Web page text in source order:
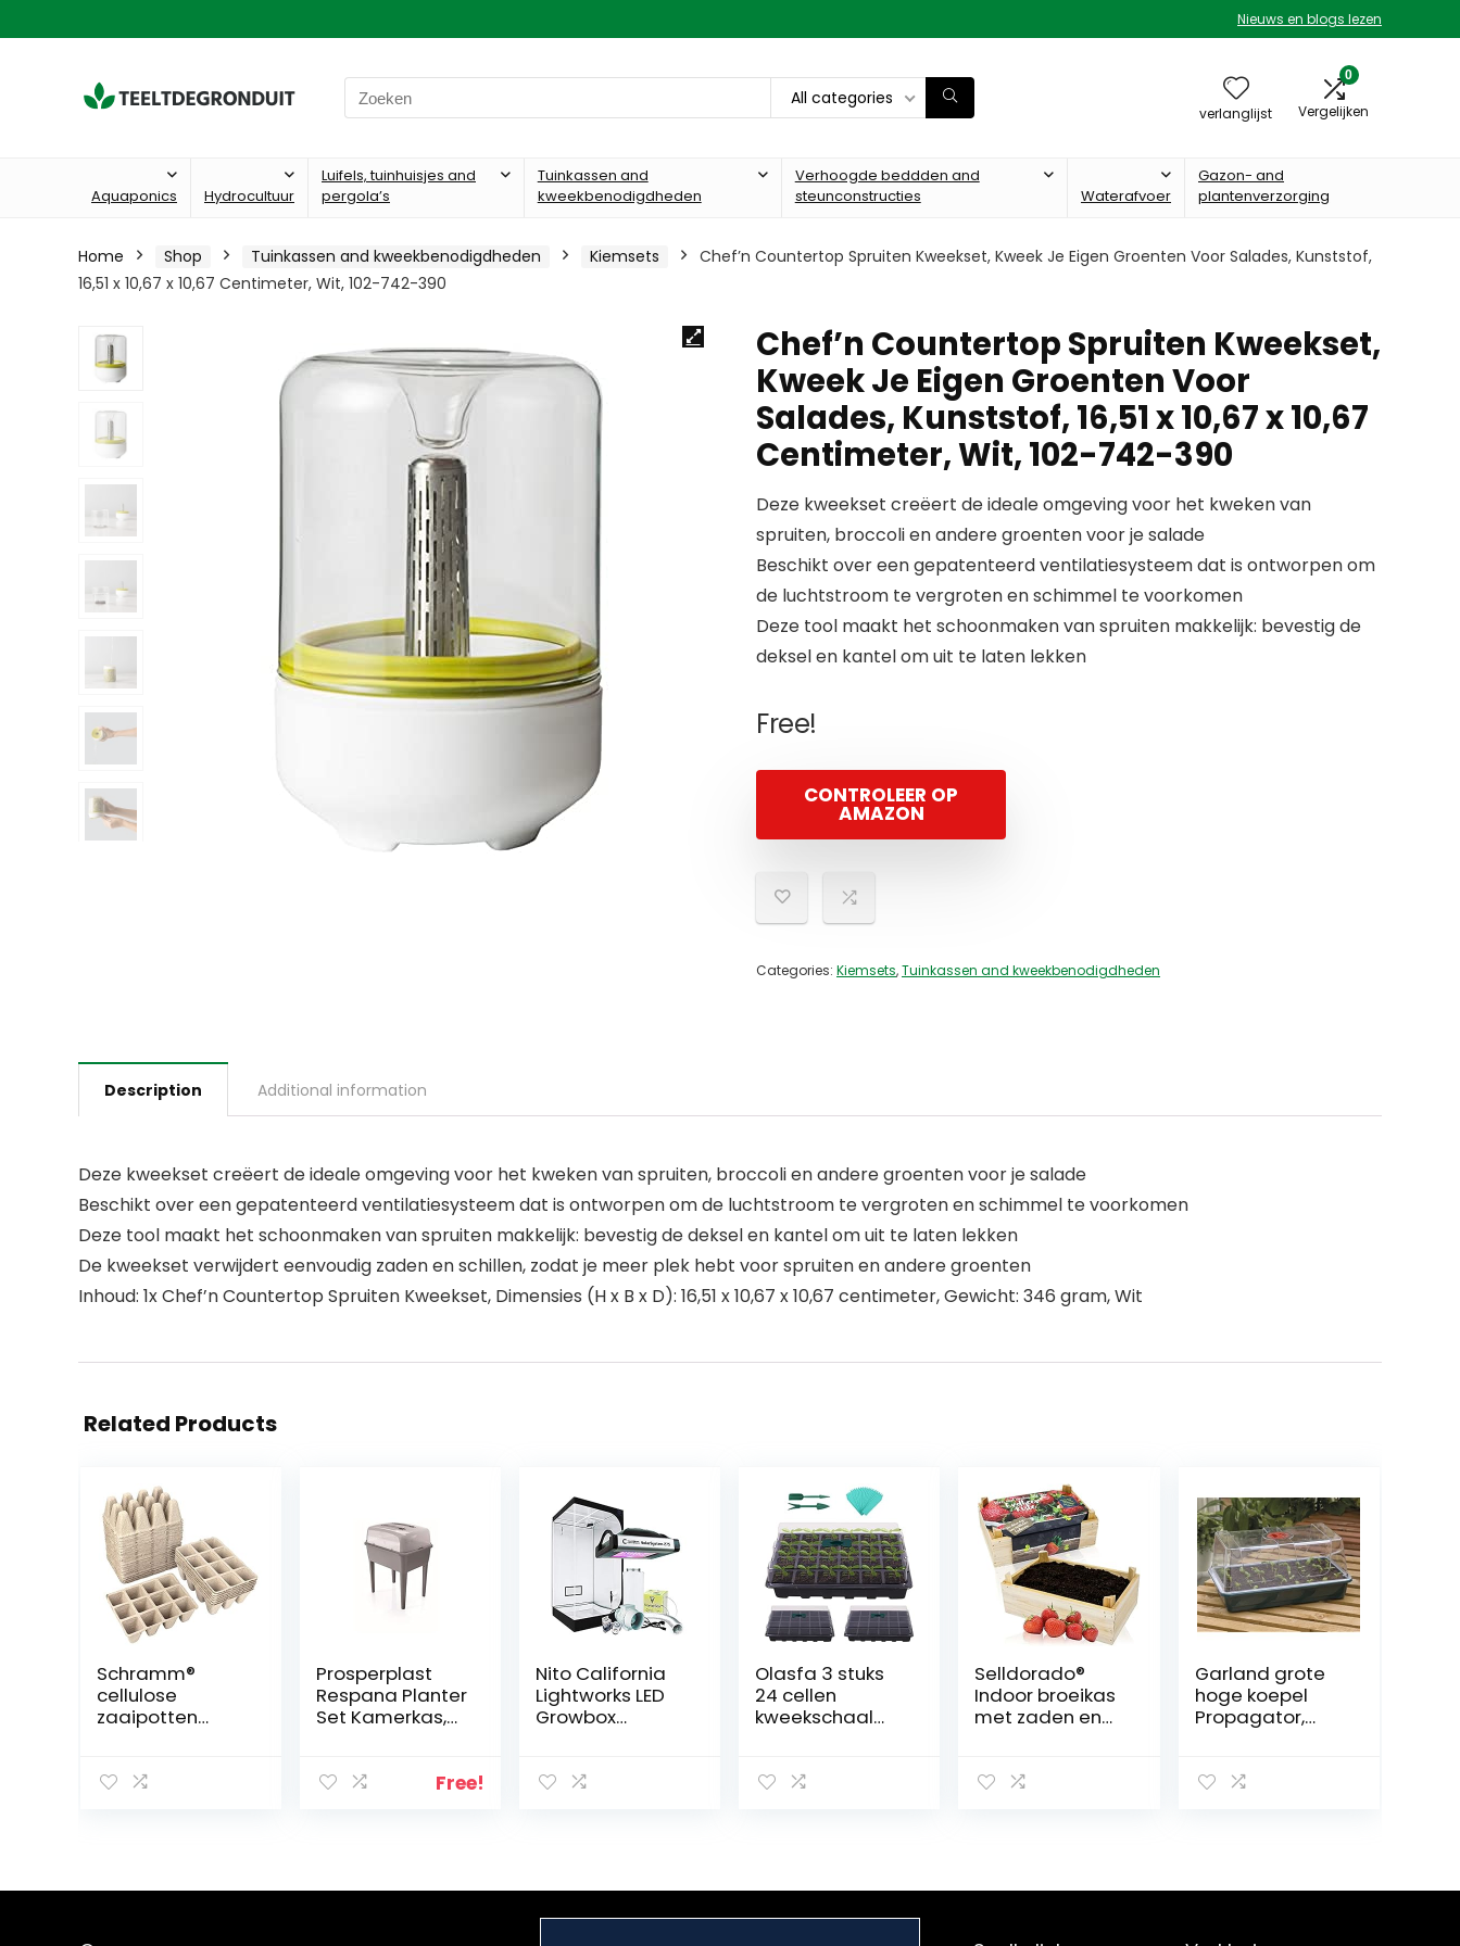
Nieuws en blogs lezen
Search
for:
All categories
verlanglijst
0
Vergelijken
Aquaponics Hydrocultuur
Luifels, tuinhuisjes and
pergola’s
Tuinkassen and
kweekbenodigdheden
Verhoogde beddden and
steunconstructies
Waterafvoer
Gazon- and
plantenverzorging
Home Shop Tuinkassen and kweekbenodigdheden Kiemsets
Chef’n Countertop Spruiten Kweekset, Kweek Je Eigen Groenten Voor Salades, Kunststof,
‎16,51 x 10,67 x 10,67 Centimeter, Wit, 102-742-390
Chef’n Countertop Spruiten Kweekset,
Kweek Je Eigen Groenten Voor
Salades, Kunststof, ‎16,51 x 10,67 x 10,67
Centimeter, Wit, 102-742-390
Deze kweekset creëert de ideale omgeving voor het kweken van
spruiten, broccoli en andere groenten voor je salade
Beschikt over een gepatenteerd ventilatiesysteem dat is ontworpen om
de luchtstroom te vergroten en schimmel te voorkomen
Deze tool maakt het schoonmaken van spruiten makkelijk: bevestig de
deksel en kantel om uit te laten lekken
Free!
CONTROLEER OP
AMAZON
Categories: Kiemsets,Tuinkassen and kweekbenodigdheden
Description Additional information
Deze kweekset creëert de ideale omgeving voor het kweken van spruiten, broccoli en andere groenten voor je salade
Beschikt over een gepatenteerd ventilatiesysteem dat is ontworpen om de luchtstroom te vergroten en schimmel te voorkomen
Deze tool maakt het schoonmaken van spruiten makkelijk: bevestig de deksel en kantel om uit te laten lekken
De kweekset verwijdert eenvoudig zaden en schillen, zodat je meer plek hebt voor spruiten en andere groenten
Inhoud: 1x Chef’n Countertop Spruiten Kweekset, Dimensies (H x B x D): 16,51 x 10,67 x 10,67 centimeter, Gewicht: 346 gram, Wit
Related Products
Schramm®
cellulose
zaaipotten
360 planten
Stück
Prosperplast
Respana Planter
Set Kamerkas,
(grijs)
Free!
Nito California
Lightworks LED
Growbox
200 cm Hesi,
Olasfa 3 stuks
24 cellen
kweekschaal
kweekset met
balkon planten
kweken
Selldorado®
Indoor broeikas
met zaden en
voor aardbeien
volwassenen
Garland grote
hoge koepel
Propagator,